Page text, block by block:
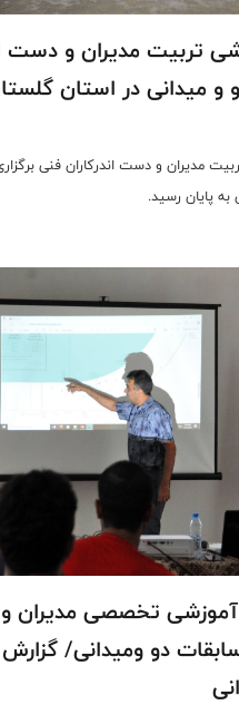
تربیت مدیران و دست
و میدانی در استان
مدیران و دست اندرکاران فنی
پایان رسید.
آموزشی تخصصی
دو ومیدانی/